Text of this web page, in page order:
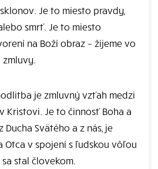
Je to miesto pravdy,
smrť. Je to miesto
na Boží obraz – žijeme vo
je zmluvný vzťah medzi
Kristovi. Je to činnosť Boha a
Svätého a z nás, je
Otca v spojení s ľudskou vôľou
stal človekom.